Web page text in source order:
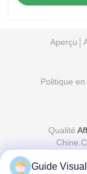
intérieur
Aperçu
Politique
Qualité
Guide Visual